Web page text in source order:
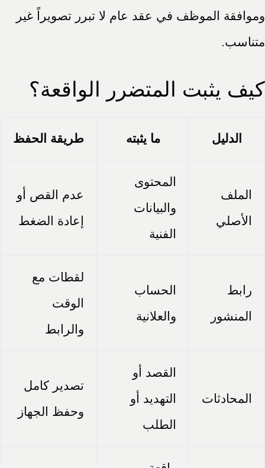
وموافقة الموظف في عقد عام لا تبرر تصويراً غير
متناسب.
كيف يثبت المتضرر الواقعة؟
الدليل ما يثبته طريقة الحفظ
الملف
الأصلي
المحتوى
والبيانات
الفنية
عدم القص أو
إعادة الضغط
رابط
المنشور
الحساب
والعلانية
لقطات مع
الوقت
والرابط
المحادثات
القصد أو
التهديد أو
الطلب
تصدير كامل
وحفظ الجهاز